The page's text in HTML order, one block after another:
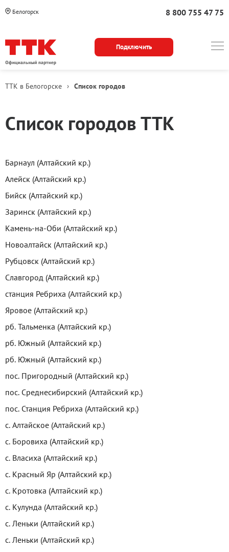
Белогорск 8 800 755 47 75
Подключить
ТТК в Белогорске › Список городов
Список городов ТТК
Города
Барнаул (Алтайский кр.)
Алейск (Алтайский кр.)
Бийск (Алтайский кр.)
Заринск (Алтайский кр.)
Камень-на-Оби (Алтайский кр.)
Новоалтайск (Алтайский кр.)
Рубцовск (Алтайский кр.)
Славгород (Алтайский кр.)
станция Ребриха (Алтайский кр.)
Яровое (Алтайский кр.)
рб. Тальменка (Алтайский кр.)
рб. Южный (Алтайский кр.)
рб. Южный (Алтайский кр.)
пос. Пригородный (Алтайский кр.)
пос. Среднесибирский (Алтайский кр.)
пос. Станция Ребриха (Алтайский кр.)
с. Алтайское (Алтайский кр.)
с. Боровиха (Алтайский кр.)
с. Власиха (Алтайский кр.)
с. Красный Яр (Алтайский кр.)
с. Кротовка (Алтайский кр.)
с. Кулунда (Алтайский кр.)
с. Леньки (Алтайский кр.)
с. Леньки (Алтайский кр.)